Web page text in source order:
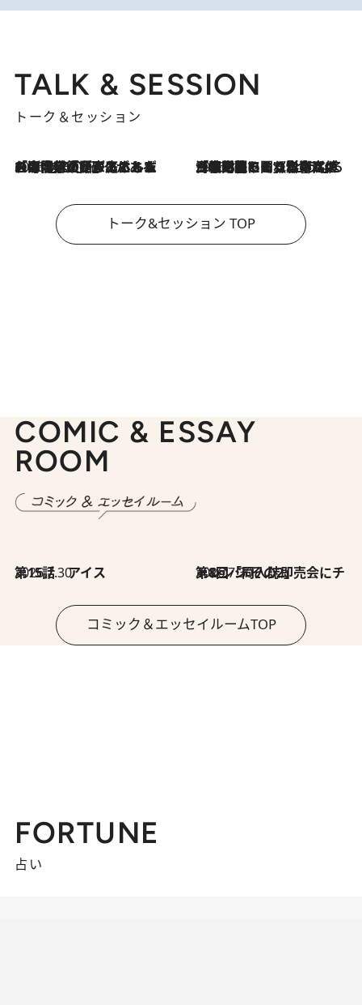
TALK & SESSION
トーク＆セッション
2026.8.3
「今後値上げがあるとすれば…」「リスクがあるのは今年の冬」エネルギー専門家が語る、ホルムズ海峡封鎖が家庭にもたらす“ある心配” 2026.8.3
「住宅建てられない…」「サーチャージ料の高値が続いている」ホルムズ海峡封鎖による影響はいつまで続く？《エネルギー専門家に聞く“どうなる日本の暮らし”》
トーク&セッション TOP
COMIC & ESSAY
ROOM
2026.7.30
第15話 アイス 2026.7.30
第8回「同人誌即売会にチャレンジ その2」
コミック＆エッセイルームTOP
FORTUNE
占い